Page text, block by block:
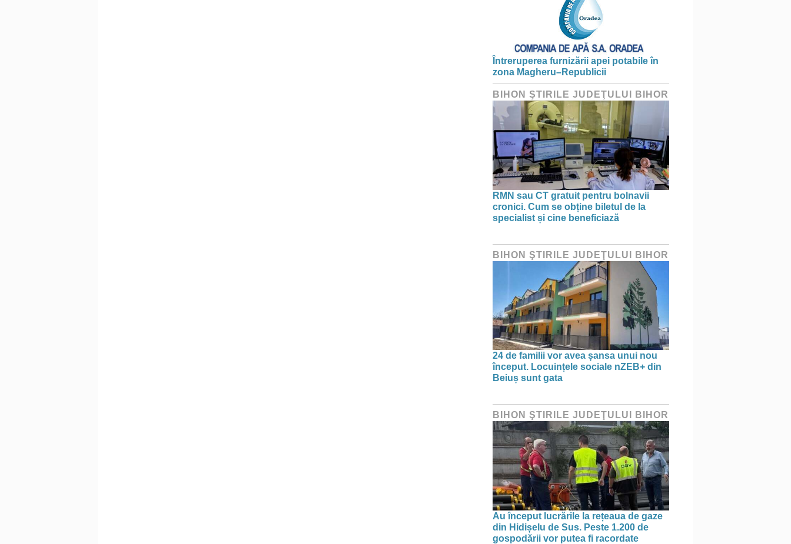
Întreruperea furnizării apei potabile în
zona Magheru–Republicii
BIHON ŞTIRILE JUDEŢULUI BIHOR
RMN sau CT gratuit pentru bolnavii
cronici. Cum se obține biletul de la
specialist și cine beneficiază
BIHON ŞTIRILE JUDEŢULUI BIHOR
24 de familii vor avea șansa unui nou
început. Locuințele sociale nZEB+ din
Beiuș sunt gata
BIHON ŞTIRILE JUDEŢULUI BIHOR
Au început lucrările la rețeaua de gaze
din Hidișelu de Sus. Peste 1.200 de
gospodării vor putea fi racordate